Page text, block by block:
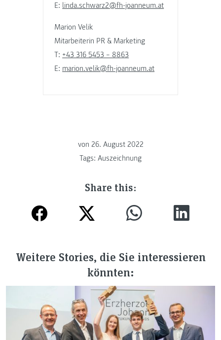
E: linda.schwarz2@fh-joanneum.at
Marion Velik
Mitarbeiterin PR & Marketing
T: +43 316 5453 – 8863
E: marion.velik@fh-joanneum.at
von 26. August 2022
Tags: Auszeichnung
Share this:
Weitere Stories, die Sie interessieren
könnten: